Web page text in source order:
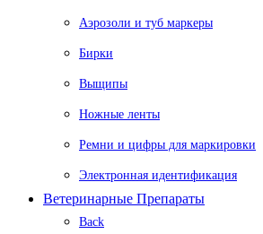
Аэрозоли и туб маркеры
Бирки
Выщипы
Ножные ленты
Ремни и цифры для маркировки
Электронная идентификация
Ветеринарные Препараты
Back